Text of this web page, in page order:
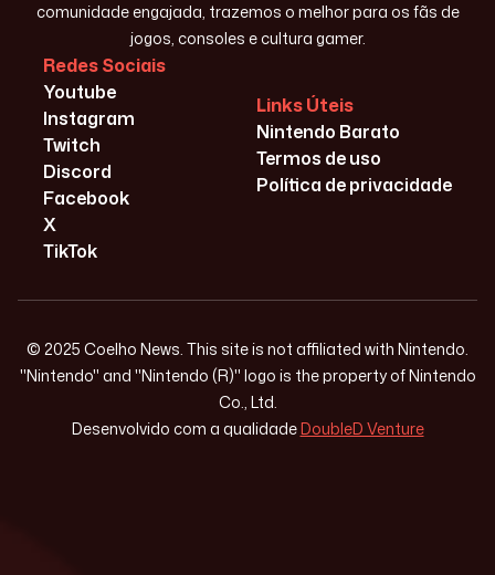
comunidade engajada, trazemos o melhor para os fãs de
jogos, consoles e cultura gamer.
Redes Sociais
Youtube
Instagram
Twitch
Discord
Facebook
X
TikTok
Links Úteis
Nintendo Barato
Termos de uso
Política de privacidade
© 2025 Coelho News. This site is not affiliated with Nintendo.
"Nintendo" and "Nintendo (R)" logo is the property of Nintendo
Co., Ltd.
Desenvolvido com a qualidadeDoubleD Venture